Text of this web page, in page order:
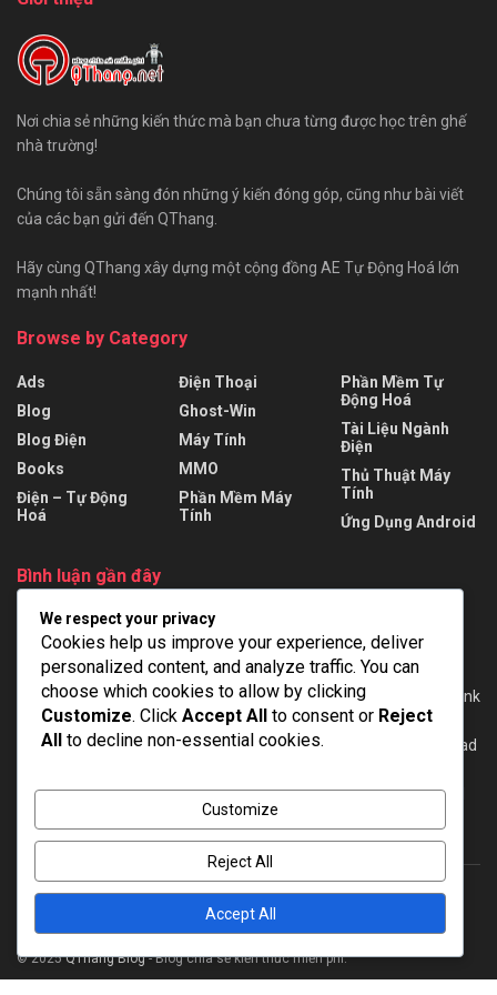
Nơi chia sẻ những kiến thức mà bạn chưa từng được học trên ghế
nhà trường!
Chúng tôi sẵn sàng đón những ý kiến đóng góp, cũng như bài viết
của các bạn gửi đến QThang.
Hãy cùng QThang xây dựng một cộng đồng AE Tự Động Hoá lớn
mạnh nhất!
Browse by Category
Ads
Blog
Blog Điện
Books
Điện – Tự Động
Hoá
Điện Thoại
Ghost-Win
Máy Tính
MMO
Phần Mềm Máy
Tính
Phần Mềm Tự
Động Hoá
Tài Liệu Ngành
Điện
Thủ Thuật Máy
Tính
Ứng Dụng Android
Bình luận gần đây
tùngtrong AutoCAD Electrical 2024 + Repack + Portable – Full
viettrongEPLAN Pro Panel 2022 mới nhất – Full Cờ rắc [Google
Drive]
DientrongWinCC Flexible 2008 SP3 + SP5 for Windows 7/10 – Link
download full
MinhtrongTải phần mềm lập trình TIA Portal V20 – Link download
AdmintrongDownload TIA Portal V16 – Hướng dẫn cài đặt – Full
Privacy & Policy
© 2025QThang Blog- Blog chia sẻ kiến thức miễn phí.
We respect your privacy
Cookies help us improve your experience, deliver
personalized content, and analyze traffic. You can
choose which cookies to allow by clicking
Customize. Click Accept All to consent or Reject
All to decline non-essential cookies.
Customize
Reject All
Accept All